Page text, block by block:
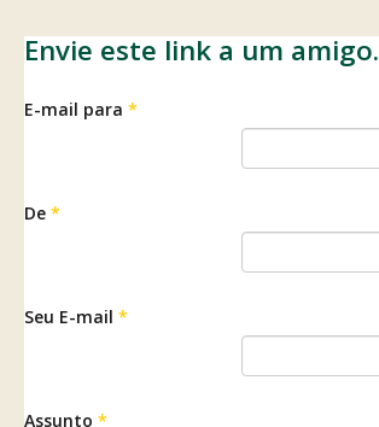
Envie este link a um amigo.
E-mail para *
De *
Seu E-mail *
Assunto *